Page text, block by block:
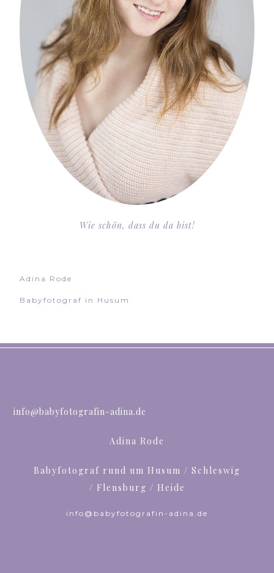
Wie schön, dass du da bist!
Adina Rode
Babyfotograf in Husum
info@babyfotografin-adina.de
Adina Rode
Babyfotograf rund um Husum / Schleswig
/ Flensburg / Heide
info@babyfotografin-adina.de